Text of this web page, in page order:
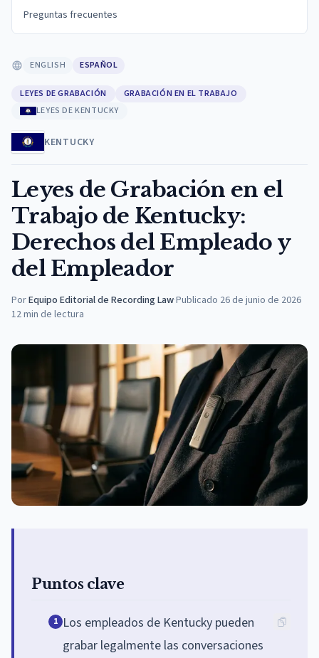
Preguntas frecuentes
ENGLISH ESPAÑOL
LEYES DE GRABACIÓN
GRABACIÓN EN EL TRABAJO
LEYES DE KENTUCKY
KENTUCKY
Leyes de Grabación en el
Trabajo de Kentucky:
Derechos del Empleado y
del Empleador
PorEquipo Editorial de Recording Law·Publicado 26 de junio de 2026
12min de lectura
Puntos clave
1 Los empleados de Kentucky pueden
grabar legalmente las conversaciones